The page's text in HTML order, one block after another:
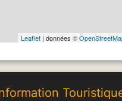
Leaflet | données ©